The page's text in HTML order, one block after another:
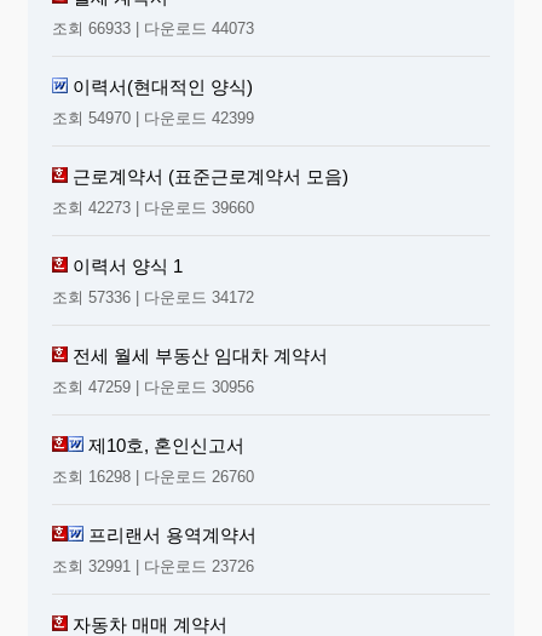
조회 66933 | 다운로드 44073
이력서(현대적인 양식)
조회 54970 | 다운로드 42399
근로계약서 (표준근로계약서 모음)
조회 42273 | 다운로드 39660
이력서 양식 1
조회 57336 | 다운로드 34172
전세 월세 부동산 임대차 계약서
조회 47259 | 다운로드 30956
제10호, 혼인신고서
조회 16298 | 다운로드 26760
프리랜서 용역계약서
조회 32991 | 다운로드 23726
자동차 매매 계약서